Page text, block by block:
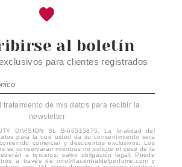
al boletín
para clientes registrados
tratamiento de mis datos para recibir la
newsletter
DIVISION SL B-66515875. La finalidad del
para la que usted da su consentimiento será
comercial y descuentos exclusivos. Los
se conservarán mientras no solicite el cese de la
a terceros, salvo obligación legal. Puede
a través de info@lacentraldelperfume.com y